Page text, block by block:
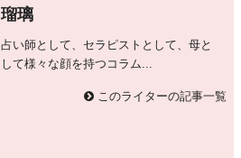
瑠璃
占い師として、セラピストとして、母と
して様々な顔を持つコラム...
このライターの記事一覧